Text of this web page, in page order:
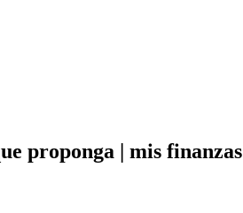
proponga | mis finanzas